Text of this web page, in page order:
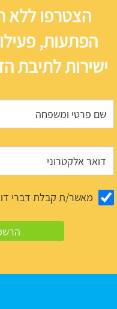
הצטרפו ללא
הפתעות,
ישירות לתיבת
מאשר/ת קבלת דברי